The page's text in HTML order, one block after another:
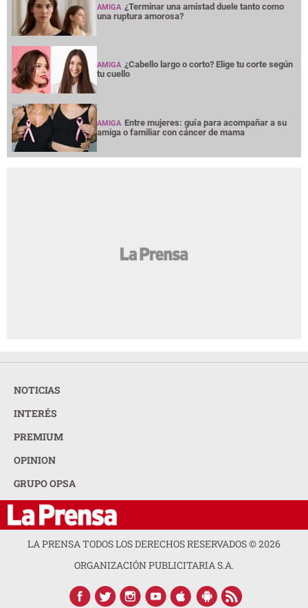
AMIGA ¿Terminar una amistad duele tanto como
una ruptura amorosa?
AMIGA ¿Cabello largo o corto? Elige tu corte según
tu cuello
AMIGA Entre mujeres: guía para acompañar a su
amiga o familiar con cáncer de mama
NOTICIAS
INTERÉS
PREMIUM
OPINION
GRUPO OPSA
LA PRENSA TODOS LOS DERECHOS RESERVADOS ©2026
ORGANIZACIÓN PUBLICITARIA S.A.